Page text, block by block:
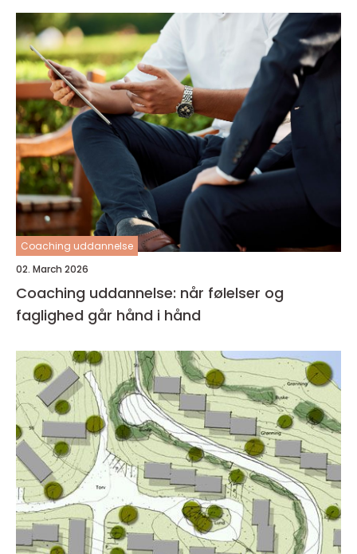
Coaching uddannelse
02. March 2026
Coaching uddannelse: når følelser og
faglighed går hånd i hånd